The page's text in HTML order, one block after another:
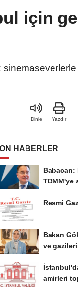
için
Dinle Yazdır
HABERLER
Babacan:
TBMM'ye
Resmi
Bakan
ve
amirleri